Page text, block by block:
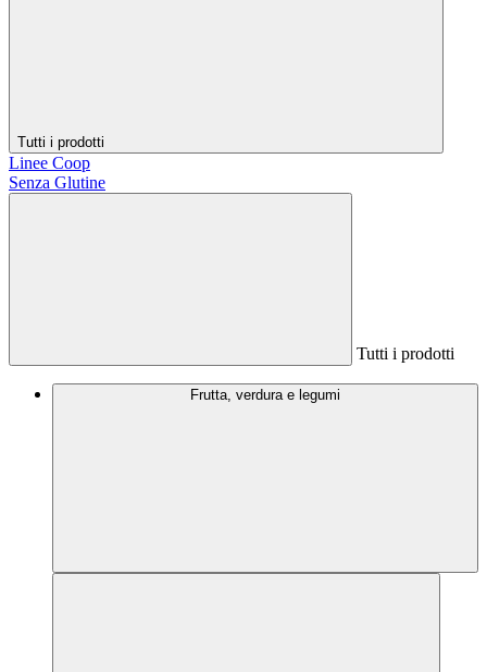
Tutti i prodotti
Linee Coop
Senza Glutine
Tutti i prodotti
Frutta, verdura e legumi